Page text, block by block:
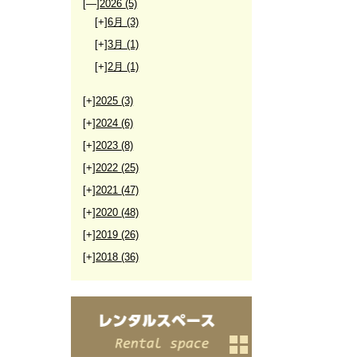
[—]2026(5)
[+]6月(3)
[+]3月(1)
[+]2月(1)
[+]2025(3)
[+]2024(6)
[+]2023(8)
[+]2022(25)
[+]2021(47)
[+]2020(48)
[+]2019(26)
[+]2018(36)